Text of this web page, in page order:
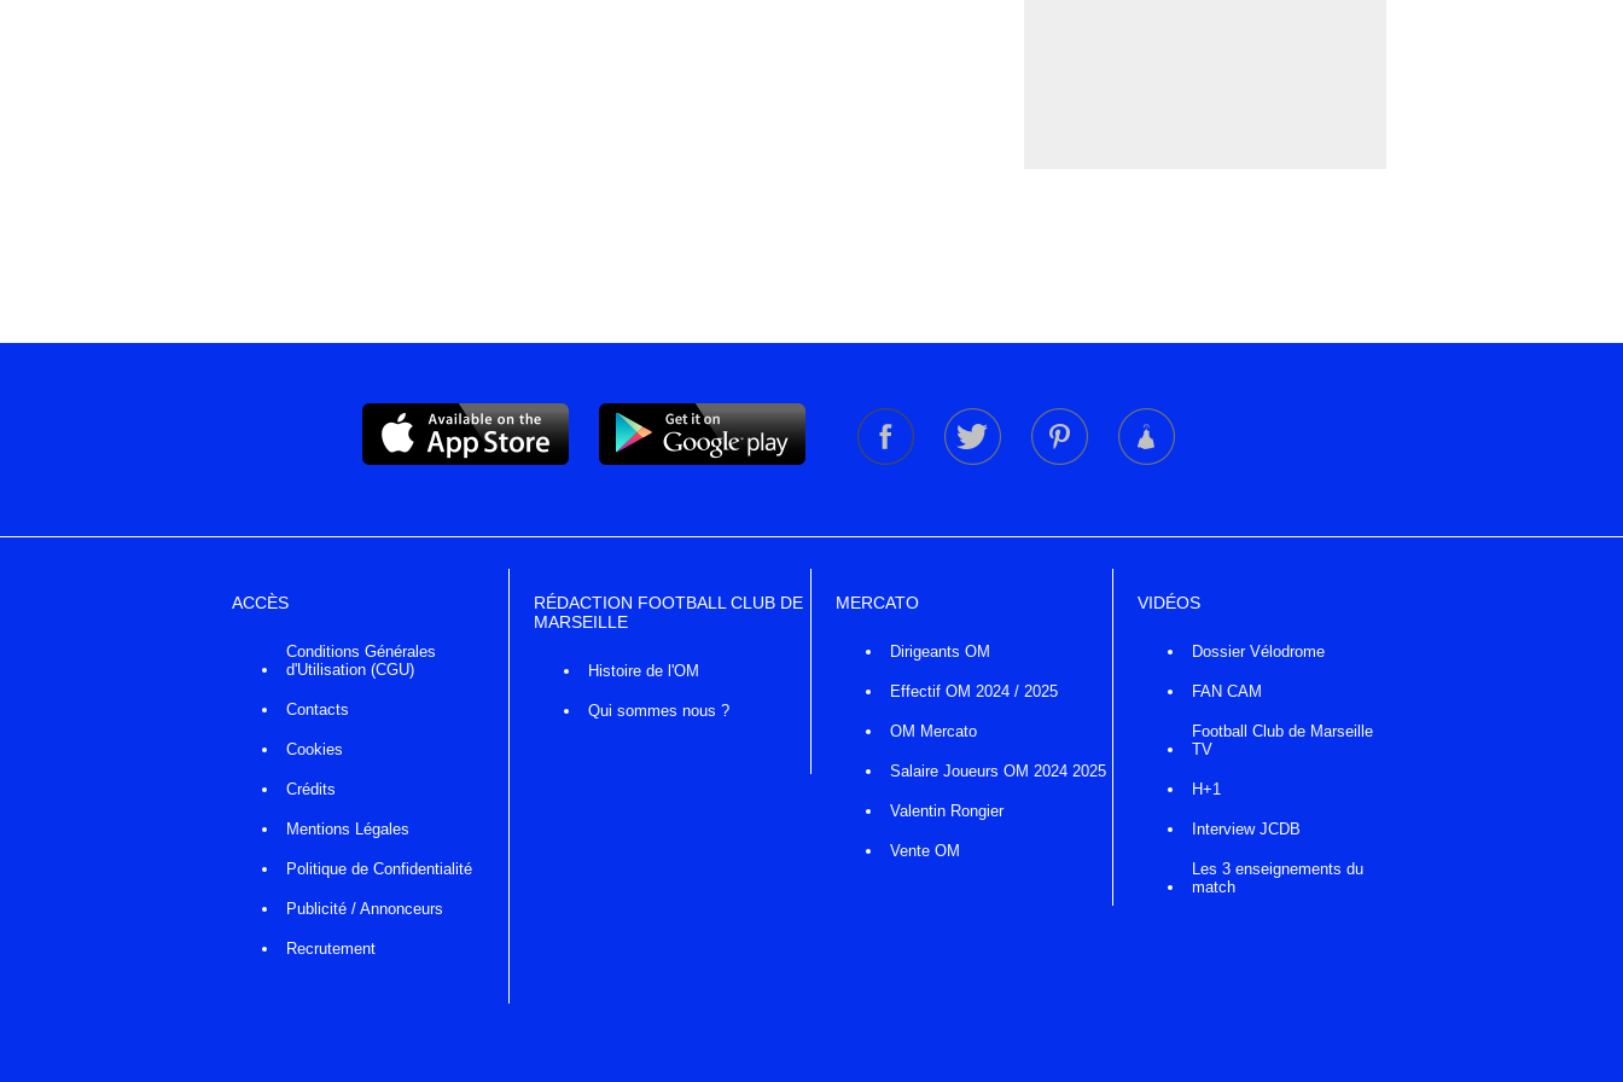
ACCÈS
Conditions Générales
d'Utilisation (CGU)
Contacts
Cookies
Crédits
Mentions Légales
Politique de Confidentialité
Publicité / Annonceurs
Recrutement
RÉDACTION FOOTBALL CLUB DE
MARSEILLE
Histoire de l'OM
Qui sommes nous ?
MERCATO
Dirigeants OM
Effectif OM 2024 / 2025
OM Mercato
Salaire Joueurs OM 2024 2025
Valentin Rongier
Vente OM
VIDÉOS
Dossier Vélodrome
FAN CAM
Football Club de Marseille
TV
H+1
Interview JCDB
Les 3 enseignements du
match